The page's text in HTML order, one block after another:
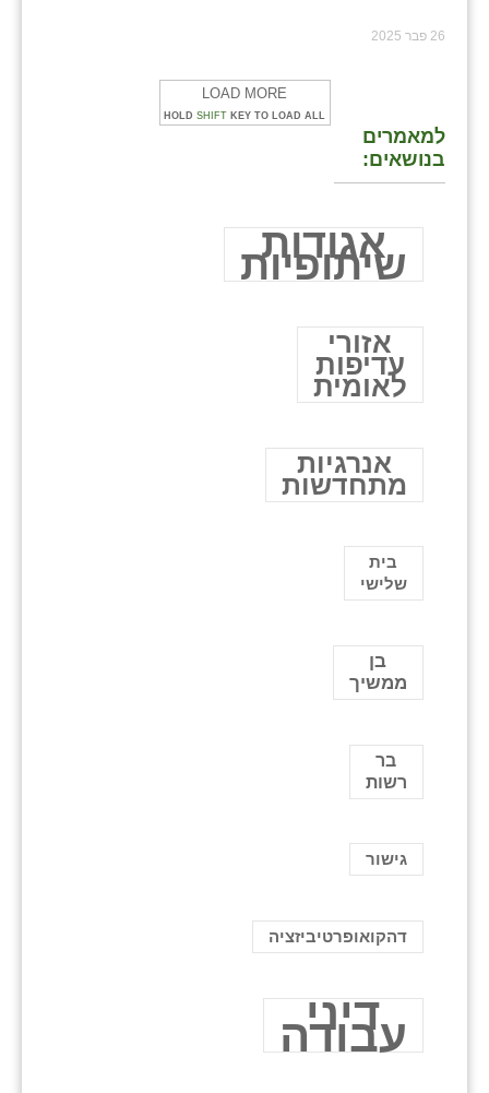
26 פבר 2025
LOAD MORE
HOLD SHIFT KEY TO LOAD ALL
למאמרים
בנושאים:
אגודות
שיתופיות
אזורי
עדיפות
לאומית
אנרגיות
מתחדשות
בית
שלישי
בן
ממשיך
בר
רשות
גישור
דהקואופרטיביזציה
דיני
עבודה